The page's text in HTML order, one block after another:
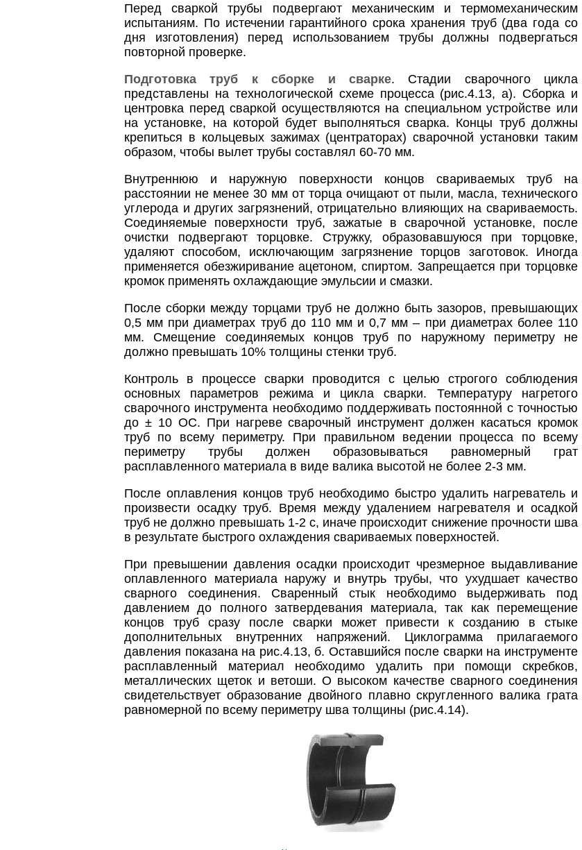
Перед сваркой трубы подвергают механическим и термомеханическим
испытаниям. По истечении гарантийного срока хранения труб (два года со
дня изготовления) перед использованием трубы должны подвергаться
повторной проверке.
Подготовка труб к сборке и сварке. Стадии сварочного цикла
представлены на технологической схеме процесса (рис.4.13, а). Сборка и
центровка перед сваркой осуществляются на специальном устройстве или
на установке, на которой будет выполняться сварка. Концы труб должны
крепиться в кольцевых зажимах (центраторах) сварочной установки таким
образом, чтобы вылет трубы составлял 60-70 мм.
Внутреннюю и наружную поверхности концов свариваемых труб на
расстоянии не менее 30 мм от торца очищают от пыли, масла, технического
углерода и других загрязнений, отрицательно влияющих на свариваемость.
Соединяемые поверхности труб, зажатые в сварочной установке, после
очистки подвергают торцовке. Стружку, образовавшуюся при торцовке,
удаляют способом, исключающим загрязнение торцов заготовок. Иногда
применяется обезжиривание ацетоном, спиртом. Запрещается при торцовке
кромок применять охлаждающие эмульсии и смазки.
После сборки между торцами труб не должно быть зазоров, превышающих
0,5 мм при диаметрах труб до 110 мм и 0,7 мм – при диаметрах более 110
мм. Смещение соединяемых концов труб по наружному периметру не
должно превышать 10% толщины стенки труб.
Контроль в процессе сварки проводится с целью строгого соблюдения
основных параметров режима и цикла сварки. Температуру нагретого
сварочного инструмента необходимо поддерживать постоянной с точностью
до ± 10 ОС. При нагреве сварочный инструмент должен касаться кромок
труб по всему периметру. При правильном ведении процесса по всему
периметру трубы должен образовываться равномерный грат
расплавленного материала в виде валика высотой не более 2-3 мм.
После оплавления концов труб необходимо быстро удалить нагреватель и
произвести осадку труб. Время между удалением нагревателя и осадкой
труб не должно превышать 1-2 с, иначе происходит снижение прочности шва
в результате быстрого охлаждения свариваемых поверхностей.
При превышении давления осадки происходит чрезмерное выдавливание
оплавленного материала наружу и внутрь трубы, что ухудшает качество
сварного соединения. Сваренный стык необходимо выдерживать под
давлением до полного затвердевания материала, так как перемещение
концов труб сразу после сварки может привести к созданию в стыке
дополнительных внутренних напряжений. Циклограмма прилагаемого
давления показана на рис.4.13, б. Оставшийся после сварки на инструменте
расплавленный материал необходимо удалить при помощи скребков,
металлических щеток и ветоши. О высоком качестве сварного соединения
свидетельствует образование двойного плавно скругленного валика грата
равномерной по всему периметру шва толщины (рис.4.14).